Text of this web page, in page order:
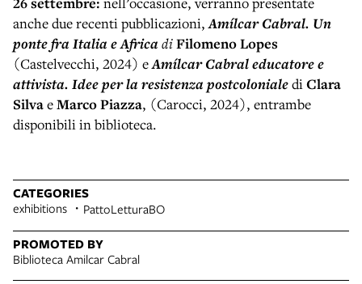
anche due recenti pubblicazioni,Amílcar Cabral. Un
ponte fra Italia e Africa diFilomeno Lopes
(Castelvecchi, 2024) eAmílcar Cabral educatore e
attivista. Idee per la resistenza postcolonialediClara
SilvaeMarco Piazza, (Carocci, 2024), entrambe
disponibili in biblioteca.
CATEGORIES
exhibitions PattoLetturaBO
PROMOTED BY
Biblioteca Amilcar Cabral